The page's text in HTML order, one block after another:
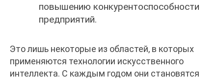
повышению конкурентоспособности
предприятий.
Это лишь некоторые из областей, в которых
применяются технологии искусственного
интеллекта. С каждым годом они становятся